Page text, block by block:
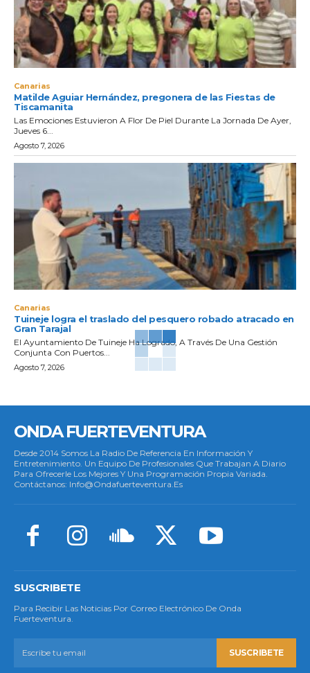
Canarias
Matilde Aguiar Hernández, pregonera de las Fiestas de
Tiscamanita
Las Emociones Estuvieron A Flor De Piel Durante La Jornada De Ayer,
Jueves 6...
Agosto 7, 2026
Canarias
Tuineje logra el traslado del pesquero robado atracado en
Gran Tarajal
El Ayuntamiento De Tuineje Ha Logrado, A Través De Una Gestión
Conjunta Con Puertos...
Agosto 7, 2026
ONDA FUERTEVENTURA
Desde 2014 Somos La Radio De Referencia En Información Y
Entretenimiento. Un Equipo De Profesionales Que Trabajan A Diario
Para Ofrecerle Los Mejores Y Una Programación Propia Variada.
Contáctanos: Info@ondafuerteventura.es
SUSCRIBETE
Para Recibir Las Noticias Por Correo Electrónico De Onda
Fuerteventura.
SUSCRIBETE